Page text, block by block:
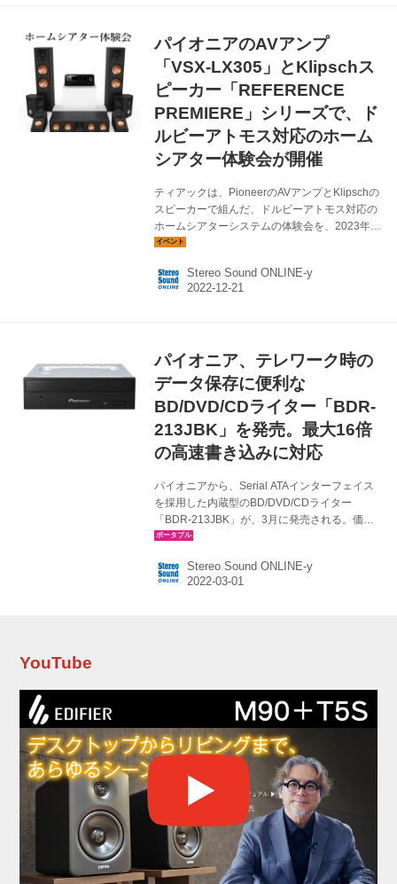
（土） 第1部 10:30～11:30 第2部 13:00～14:00
第3部 1...
パイオニアのAVアンプ
「VSX-LX305」とKlipschス
ピーカー「REFERENCE
PREMIERE」シリーズで、ド
ルビーアトモス対応のホーム
シアター体験会が開催
ティアックは、PioneerのAVアンプとKlipschの
スピーカーで組んだ、ドルビーアトモス対応の
ホームシアターシステムの体験会を、2023年1
月21日、22日の両日、ティアック本社内のスタ
Pioneerの最新AVアンプ「VSX-LX305」と、ア
メリカのスピーカーブランドKlipschの最新モデ
ているという。 ●ホームシアター体験会 ■開催
日時 ・第1回 2023年1月21日（土） 第1部
13:0...
Stereo Sound ONLINE-y
パイオニア、テレワーク時の
データ保存に便利な
BD/DVD/CDライター「BDR-
213JBK」を発売。最大16倍
の高速書き込みに対応
パイオニアから、Serial ATAインターフェイス
を採用した内蔵型のBD/DVD/CDライター
「BDR-213JBK」が、3月に発売される。価格
はオープンで、想定市場価格は￥17,500前後。
トリーモデルとなる製品で、テレワークなどの
浸透によって大容量のデータ保存の機会が増え
オCDのデータを忠実に読み取る「Pure...
Stereo Sound ONLINE-y
YouTube